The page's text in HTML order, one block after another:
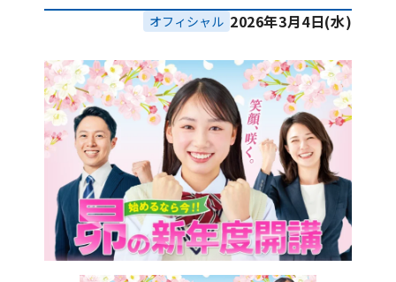
オフィシャル 2026年3月4日(水)